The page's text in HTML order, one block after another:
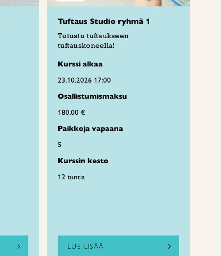
Tuftaus Studio ryhmä 1
Tutustu tuftaukseen
tuftauskoneella!
Kurssi alkaa
23.10.2026 17:00
Osallistumismaksu
180,00 €
Paikkoja vapaana
5
Kurssin kesto
12 tuntia
LUE LISÄÄ